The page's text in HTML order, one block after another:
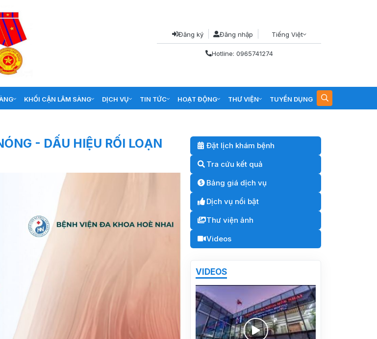
Đăng ký Đăng nhập Tiếng Việt
Hotline: 0965741274
KHỐI CẬN LÂM SÀNG DỊCH VỤ TIN TỨC HOẠT ĐỘNG THƯ VIỆN TUYỂN DỤNG
- DẤU HIỆU RỐI LOẠN
Đặt lịch khám bệnh
Tra cứu kết quả
Bảng giá dịch vụ
Dịch vụ nổi bật
Thư viện ảnh
Videos
VIDEOS